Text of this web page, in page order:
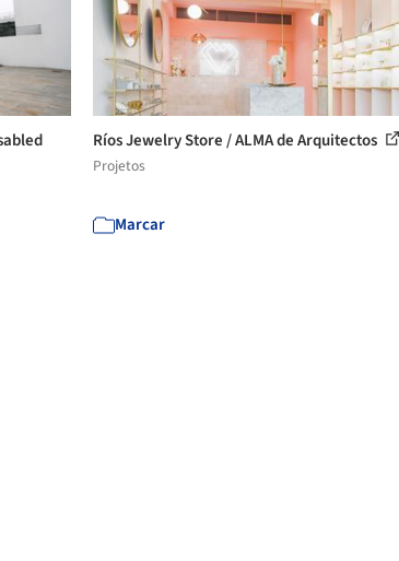
Ríos Jewelry Store / ALMA de Arquitectos
Projetos
Marcar